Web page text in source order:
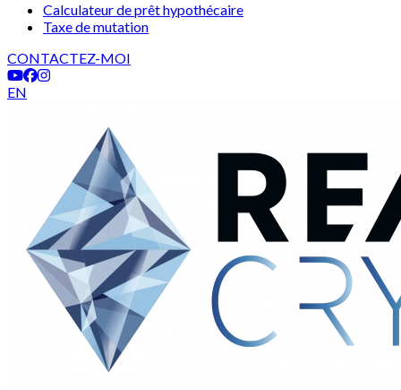
Calculateur de prêt hypothécaire
Taxe de mutation
CONTACTEZ-MOI
EN